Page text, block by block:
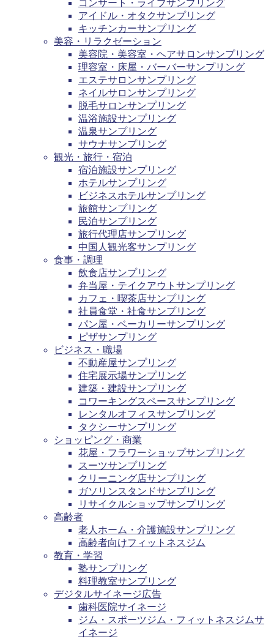
コンサート・ライブサンプリング
アイドル・オタクサンプリング
キッチンカーサンプリング
美容・リラクゼーション
美容院・美容室・ヘアサロンサンプリング
理容室・床屋・バーバーサンプリング
エステサロンサンプリング
ネイルサロンサンプリング
脱毛サロンサンプリング
温浴施設サンプリング
温泉サンプリング
サウナサンプリング
観光・旅行・宿泊
宿泊施設サンプリング
ホテルサンプリング
ビジネスホテルサンプリング
旅館サンプリング
民泊サンプリング
旅行代理店サンプリング
中国人観光客サンプリング
食事・調理
飲食店サンプリング
弁当屋・テイクアウトサンプリング
カフェ・喫茶店サンプリング
社員食堂・社食サンプリング
パン屋・ベーカリーサンプリング
ピザサンプリング
ビジネス・職場
不動産屋サンプリング
住宅展示場サンプリング
建築・建設サンプリング
コワーキングスペースサンプリング
レンタルオフィスサンプリング
タクシーサンプリング
ショッピング・商業
花屋・フラワーショップサンプリング
スーツサンプリング
クリーニング店サンプリング
ガソリンスタンドサンプリング
リサイクルショップサンプリング
高齢者
老人ホーム・介護施設サンプリング
高齢者向けフィットネスジム
教育・学習
塾サンプリング
料理教室サンプリング
デジタルサイネージ広告
歯科医院サイネージ
ジム・スポーツジム・フィットネスジムサ
イネージ